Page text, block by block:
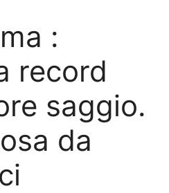
:
record
saggio.
da